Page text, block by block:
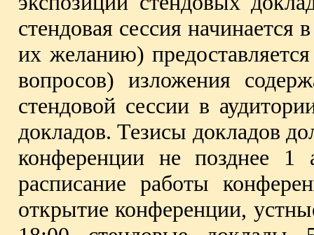
стендовая сессия начинается
их желанию)
вопросов) изложения
стендовой сессии в
докладов. Тезисы докладов
конференции не позднее 1
расписание работы
открытие конференции,